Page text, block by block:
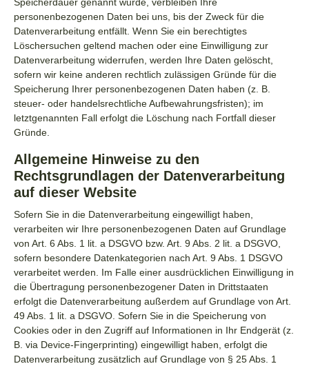
personenbezogenen Daten bei uns, bis der Zweck für die
Datenverarbeitung entfällt. Wenn Sie ein berechtigtes
Löschersuchen geltend machen oder eine Einwilligung zur
Datenverarbeitung widerrufen, werden Ihre Daten gelöscht,
sofern wir keine anderen rechtlich zulässigen Gründe für die
Speicherung Ihrer personenbezogenen Daten haben (z. B.
steuer- oder handelsrechtliche Aufbewahrungsfristen); im
letztgenannten Fall erfolgt die Löschung nach Fortfall dieser
Gründe.
Allgemeine Hinweise zu den
Rechtsgrundlagen der Datenverarbeitung
auf dieser Website
Sofern Sie in die Datenverarbeitung eingewilligt haben,
verarbeiten wir Ihre personenbezogenen Daten auf Grundlage
von Art. 6 Abs. 1 lit. a DSGVO bzw. Art. 9 Abs. 2 lit. a DSGVO,
sofern besondere Datenkategorien nach Art. 9 Abs. 1 DSGVO
verarbeitet werden. Im Falle einer ausdrücklichen Einwilligung in
die Übertragung personenbezogener Daten in Drittstaaten
erfolgt die Datenverarbeitung außerdem auf Grundlage von Art.
49 Abs. 1 lit. a DSGVO. Sofern Sie in die Speicherung von
Cookies oder in den Zugriff auf Informationen in Ihr Endgerät (z.
B. via Device-Fingerprinting) eingewilligt haben, erfolgt die
Datenverarbeitung zusätzlich auf Grundlage von § 25 Abs. 1